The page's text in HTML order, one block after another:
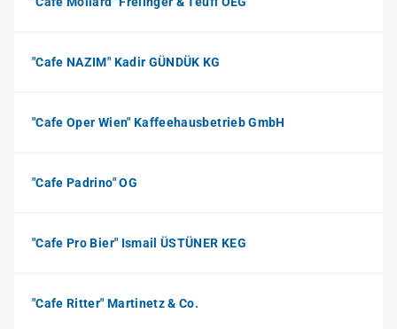
"Cafe NAZIM" Kadir GÜNDÜK KG
"Cafe Oper Wien" Kaffeehausbetrieb GmbH
"Cafe Padrino" OG
"Cafe Pro Bier" Ismail ÜSTÜNER KEG
"Cafe Ritter" Martinetz & Co.